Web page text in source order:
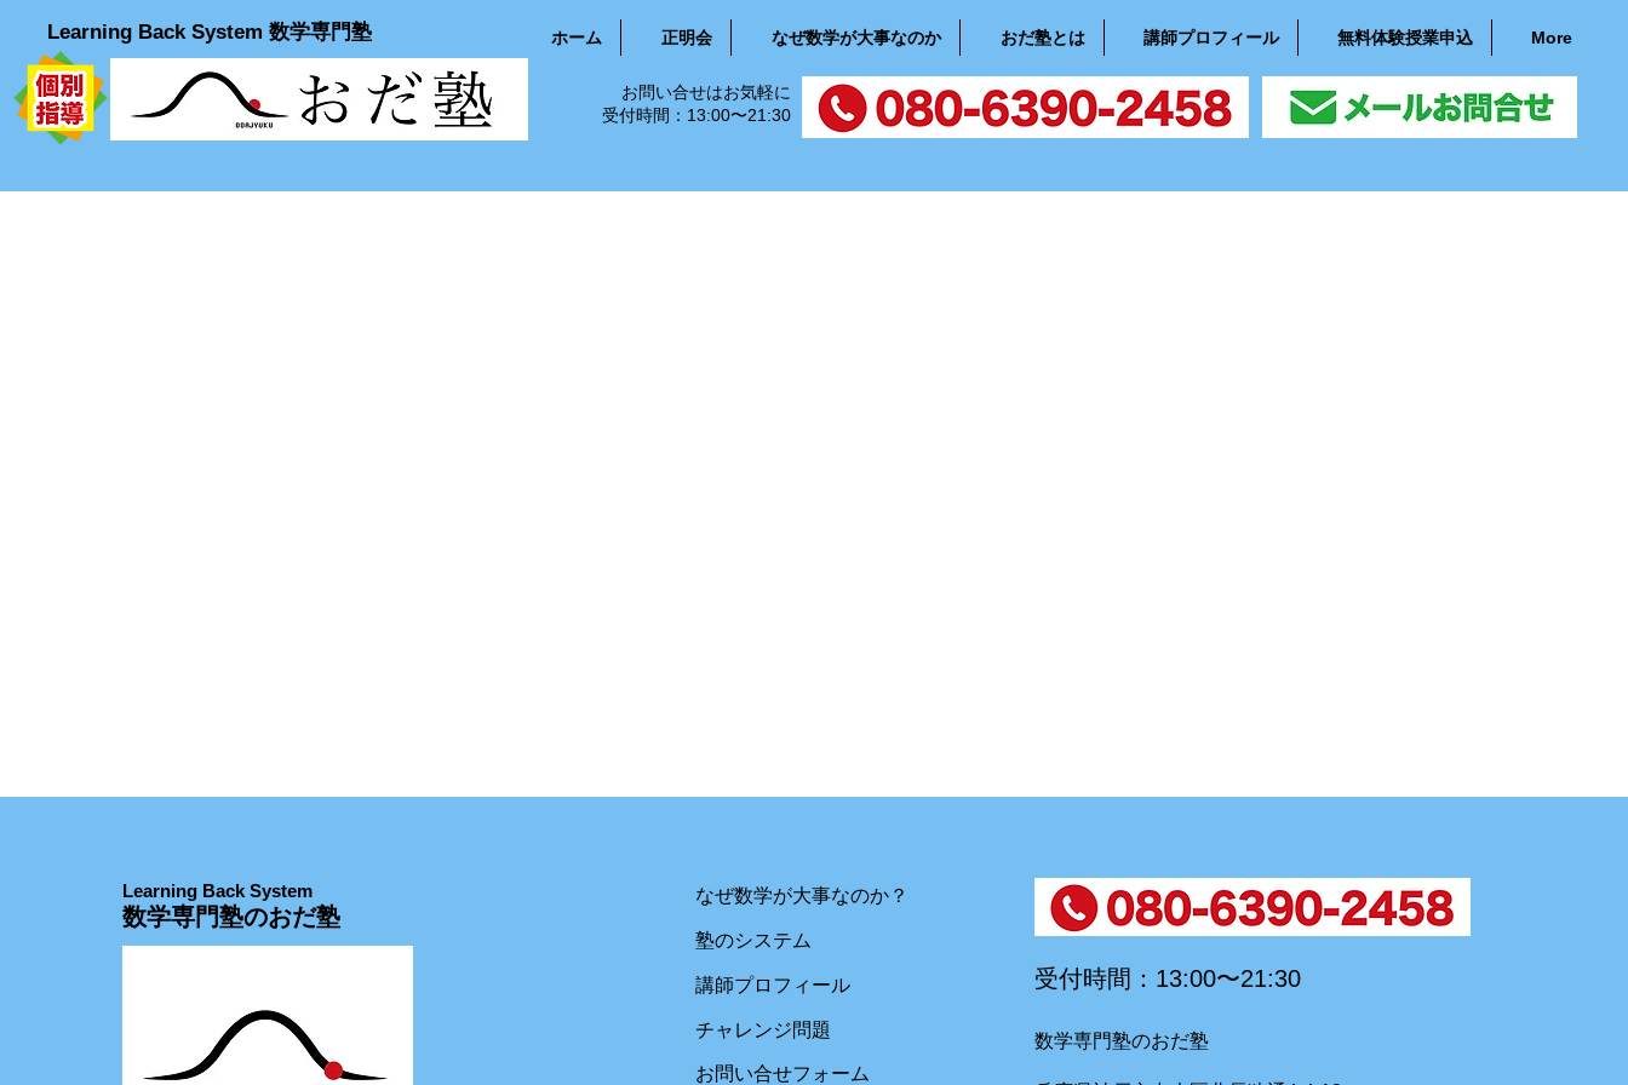
Learning Back System 数学専門塾 ホーム 正明会 なぜ数学が大事なのか おだ塾とは 講師プロフィール 無料体験授業申込 More
お問い合せはお気軽に
受付時間：13:00〜21:30
Learning Back System
数学専門塾のおだ塾
なぜ数学が大事なのか？
​塾のシステム
講師プロフィール
チャレンジ問題
お問い合せフォーム
受付時間：13:00〜21:30
数学専門塾のおだ塾